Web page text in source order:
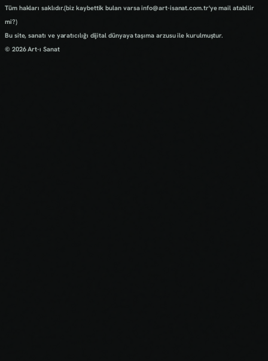
Tüm hakları saklıdır.(biz kaybettik bulan varsa info@art-isanat.com.tr'ye mail atabilir
mi?)
Bu site, sanatı ve yaratıcılığı dijital dünyaya taşıma arzusu ile kurulmuştur.
© 2026 Art-ı Sanat